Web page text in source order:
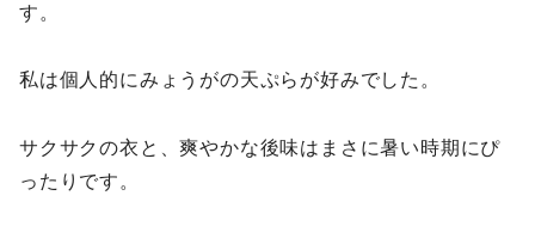
す。
私は個人的にみょうがの天ぷらが好みでした。
サクサクの衣と、爽やかな後味はまさに暑い時期にぴ
ったりです。